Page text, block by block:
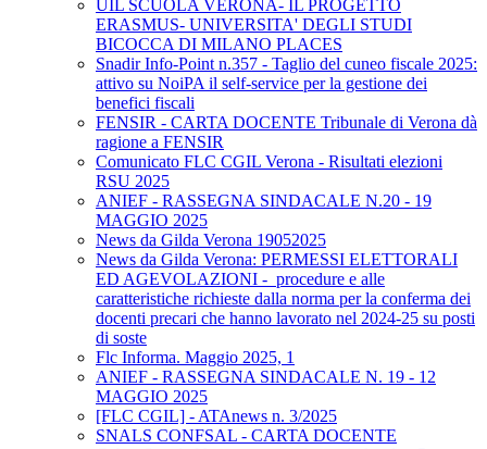
UIL SCUOLA VERONA- IL PROGETTO
ERASMUS- UNIVERSITA' DEGLI STUDI
BICOCCA DI MILANO PLACES
Snadir Info-Point n.357 - Taglio del cuneo fiscale 2025:
attivo su NoiPA il self-service per la gestione dei
benefici fiscali
FENSIR - CARTA DOCENTE Tribunale di Verona dà
ragione a FENSIR
Comunicato FLC CGIL Verona - Risultati elezioni
RSU 2025
ANIEF - RASSEGNA SINDACALE N.20 - 19
MAGGIO 2025
News da Gilda Verona 19052025
News da Gilda Verona: PERMESSI ELETTORALI
ED AGEVOLAZIONI - procedure e alle
caratteristiche richieste dalla norma per la conferma dei
docenti precari che hanno lavorato nel 2024-25 su posti
di soste
Flc Informa. Maggio 2025, 1
ANIEF - RASSEGNA SINDACALE N. 19 - 12
MAGGIO 2025
[FLC CGIL] - ATAnews n. 3/2025
SNALS CONFSAL - CARTA DOCENTE